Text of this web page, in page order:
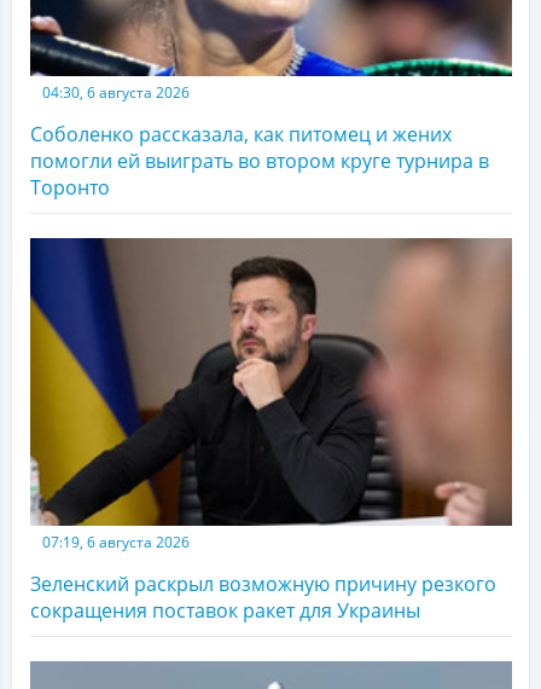
04:30, 6 августа 2026
Соболенко рассказала, как питомец и жених
помогли ей выиграть во втором круге турнира в
Торонто
07:19, 6 августа 2026
Зеленский раскрыл возможную причину резкого
сокращения поставок ракет для Украины